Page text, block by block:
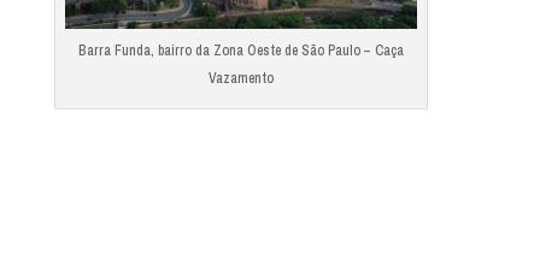
Barra Funda, bairro da Zona Oeste de São Paulo – Caça
Vazamento